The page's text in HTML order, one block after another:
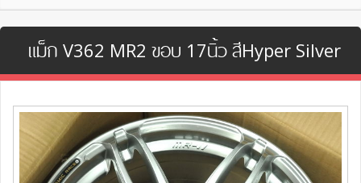
แม็ก V362 MR2 ขอบ 17นิ้ว สีHyper Silver